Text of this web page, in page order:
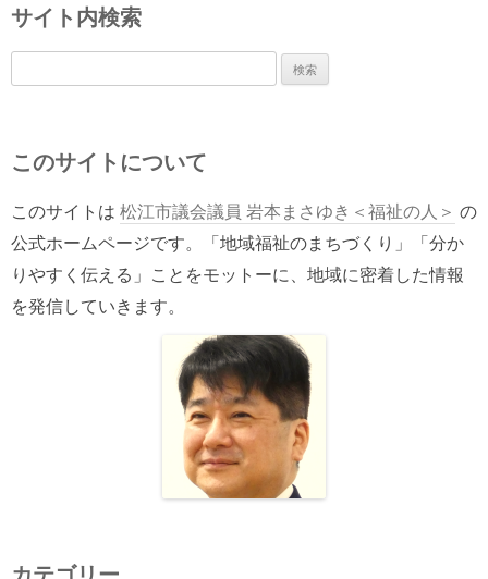
事
サイト内検索
索:
このサイトについて
このサイトは 松江市議会議員 岩本まさゆき＜福祉の人＞ の
公式ホームページです。「地域福祉のまちづくり」「分か
りやすく伝える」ことをモットーに、地域に密着した情報
を発信していきます。